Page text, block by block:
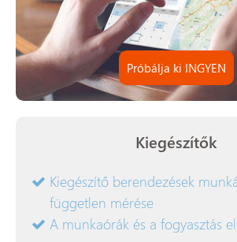
Próbálja ki INGYEN
Kiegészítők
Kiegészítő berendezések
független mérése
A munkaórák és a fogyasztás